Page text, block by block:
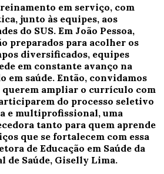
em serviço, com
junto às equipes, aos
do SUS. Em João Pessoa,
preparados para acolher os
diversificados, equipes
em constante avanço na
em saúde. Então, convidamos
ampliar o currículo com
do processo seletivo
e multiprofissional, uma
tanto para quem aprende
que se fortalecem com essa
de Educação em Saúde da
de Saúde, Giselly Lima.